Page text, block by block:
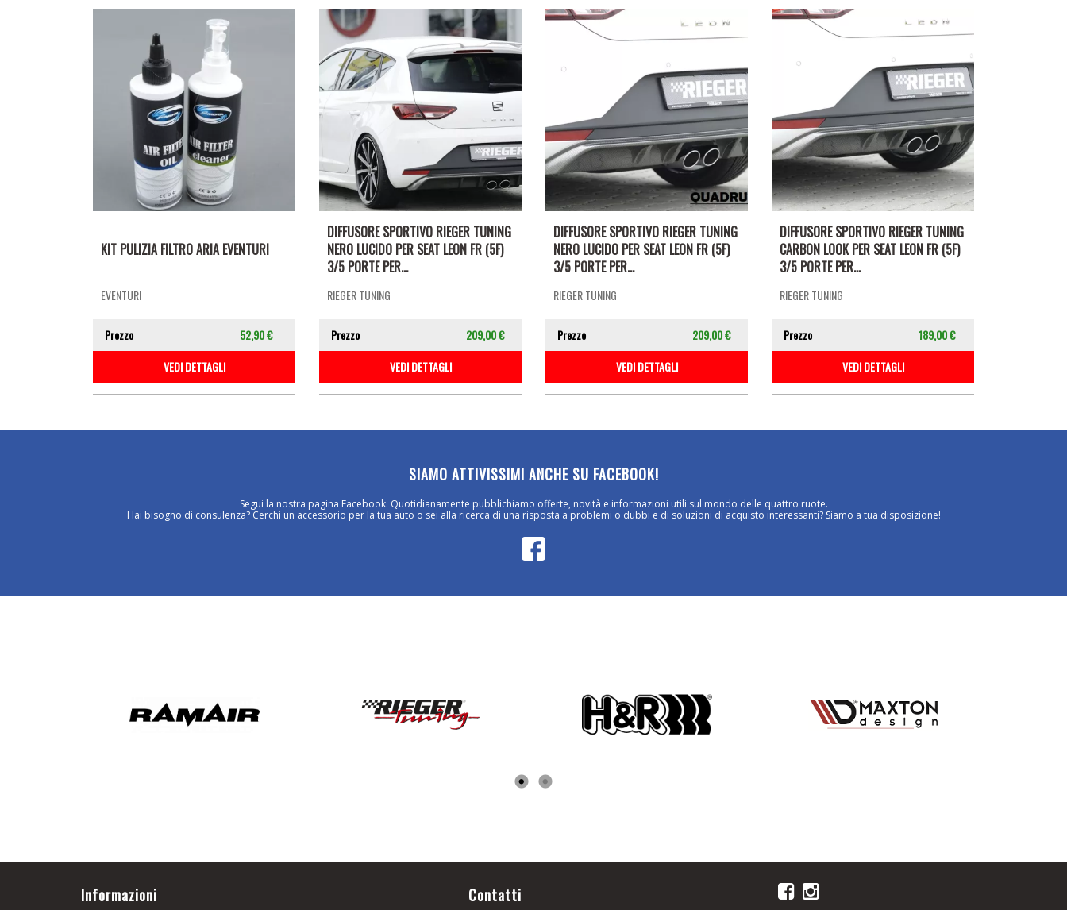
KIT PULIZIA FILTRO ARIA EVENTURI
EVENTURI
Prezzo
52,90 €
VEDI DETTAGLI
DIFFUSORE SPORTIVO RIEGER TUNING
NERO LUCIDO PER SEAT LEON FR (5F)
3/5 PORTE PER...
RIEGER TUNING
Prezzo
209,00 €
VEDI DETTAGLI
DIFFUSORE SPORTIVO RIEGER TUNING
NERO LUCIDO PER SEAT LEON FR (5F)
3/5 PORTE PER...
RIEGER TUNING
Prezzo
209,00 €
VEDI DETTAGLI
DIFFUSORE SPORTIVO RIEGER TUNING
CARBON LOOK PER SEAT LEON FR (5F)
3/5 PORTE PER...
RIEGER TUNING
Prezzo
189,00 €
VEDI DETTAGLI
SIAMO ATTIVISSIMI ANCHE SU FACEBOOK!
Segui la nostra pagina Facebook. Quotidianamente pubblichiamo offerte, novità e informazioni utili sul mondo delle quattro ruote.
Hai bisogno di consulenza? Cerchi un accessorio per la tua auto o sei alla ricerca di una risposta a problemi o dubbi e di soluzioni di acquisto interessanti? Siamo a tua disposizione!
Informazioni Contatti